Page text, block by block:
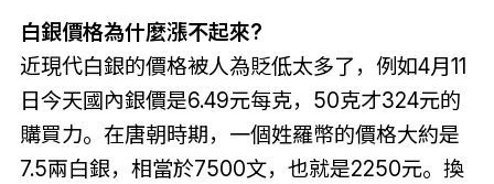
白銀價格為什麼漲不起來?
近現代白銀的價格被人為貶低太多了，例如4月11
日今天國內銀價是6.49元每克，50克才324元的
購買力。在唐朝時期，一個姓羅幣的價格大約是
7.5兩白銀，相當於7500文，也就是2250元。換